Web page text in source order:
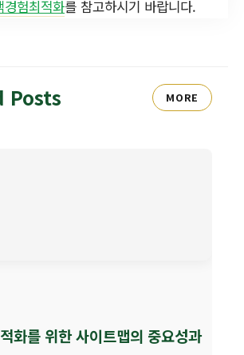
경험최적화를 참고하시기 바랍니다.
Posts MORE
화를 위한 사이트맵의 중요성과